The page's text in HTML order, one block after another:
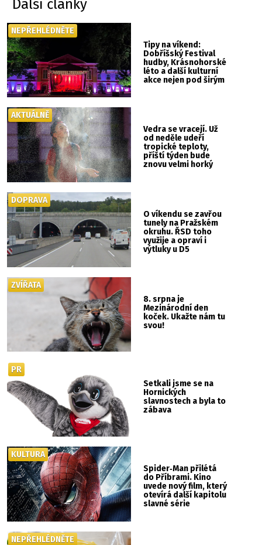
Další články
Tipy na víkend:
Dobříšský Festival
hudby, Krásnohorské
léto a další kulturní
akce nejen pod širým
NEPŘEHLÉDNĚTE
Vedra se vracejí. Už
od neděle udeří
tropické teploty,
příští týden bude
znovu velmi horký
AKTUÁLNĚ
O víkendu se zavřou
tunely na Pražském
okruhu. ŘSD toho
využije a opraví i
výtluky u D5
DOPRAVA
8. srpna je
Mezinárodní den
koček. Ukažte nám tu
svou!
ZVÍŘATA
Setkali jsme se na
Hornických
slavnostech a byla to
zábava
PR
Spider‑Man přilétá
do Příbrami. Kino
uvede nový film, který
otevírá další kapitolu
slavné série
KULTURA
NEPŘEHLÉDNĚTE